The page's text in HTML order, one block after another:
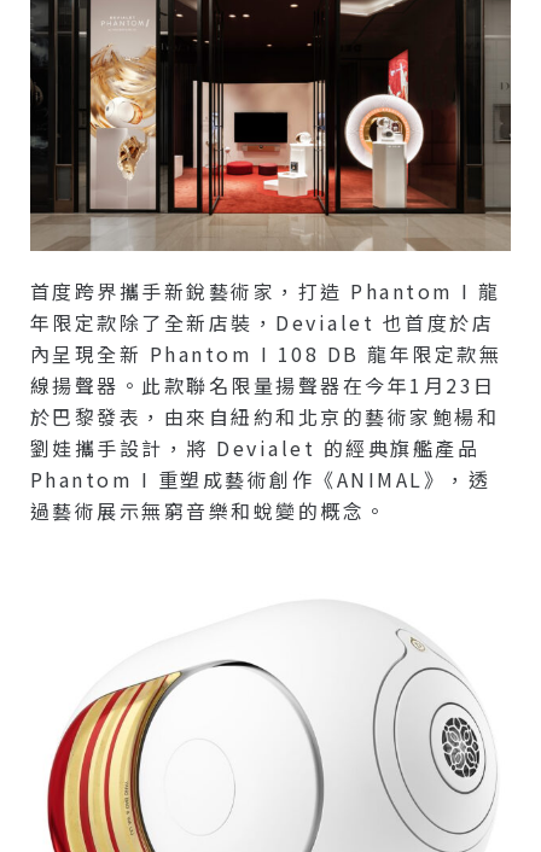
首度跨界攜手新銳藝術家，打造 Phantom I 龍
年限定款除了全新店裝，Devialet 也首度於店
內呈現全新 Phantom I 108 DB 龍年限定款無
線揚聲器。此款聯名限量揚聲器在今年1月23日
於巴黎發表，由來自紐約和北京的藝術家鮑楊和
劉娃攜手設計，將 Devialet 的經典旗艦產品
Phantom I 重塑成藝術創作《ANIMAL》，透
過藝術展示無窮音樂和蛻變的概念。